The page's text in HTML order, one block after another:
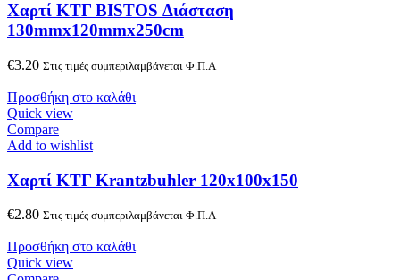
Χαρτί ΚΤΓ BISTOS Διάσταση
130mmx120mmx250cm
€3.20 Στις τιμές συμπεριλαμβάνεται Φ.Π.Α
Προσθήκη στο καλάθι
Quick view
Compare
Add to wishlist
Χαρτί ΚΤΓ Krantzbuhler 120x100x150
€2.80 Στις τιμές συμπεριλαμβάνεται Φ.Π.Α
Προσθήκη στο καλάθι
Quick view